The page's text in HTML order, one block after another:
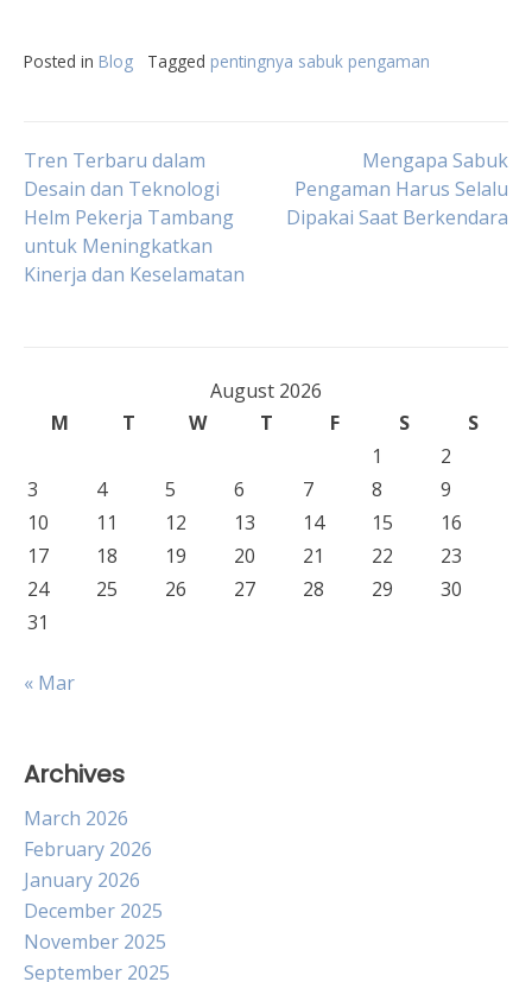
Posted in Blog Tagged pentingnya sabuk pengaman
Post
navigation
Tren Terbaru dalam
Desain dan Teknologi
Helm Pekerja Tambang
untuk Meningkatkan
Kinerja dan Keselamatan
Mengapa Sabuk
Pengaman Harus Selalu
Dipakai Saat Berkendara
August 2026
M
T W T F S
S
1
2
3
4 5 6 7 8
9
10
11 12 13 14 15
16
17
18 19 20 21 22
23
24
25 26 27 28 29
30
31
« Mar
Archives
March 2026
February 2026
January 2026
December 2025
November 2025
September 2025